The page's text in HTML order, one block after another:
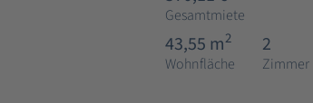
Gesamtmiete
43,55 m2
Wohnfläche
2
Zimmer